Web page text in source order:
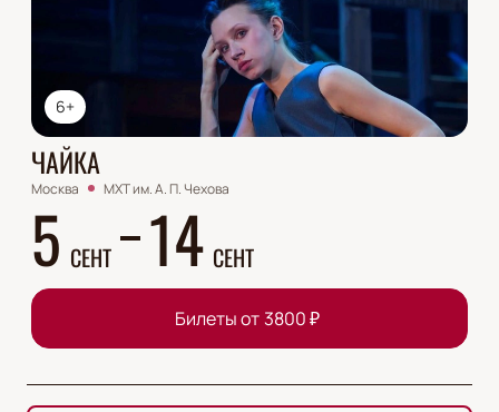
6+
ЧАЙКА
Москва МХТ им. А. П. Чехова
5 СЕНТ 14 СЕНТ
Билеты от3800₽